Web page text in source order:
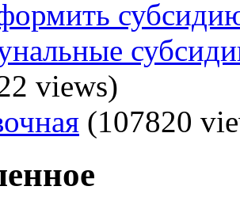
views)
(107820